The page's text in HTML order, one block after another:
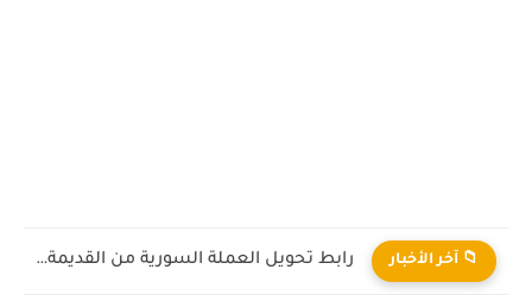
📁 آخر الأخبار رابط تحويل العملة السورية من القديمة إلى الجديدة 2026